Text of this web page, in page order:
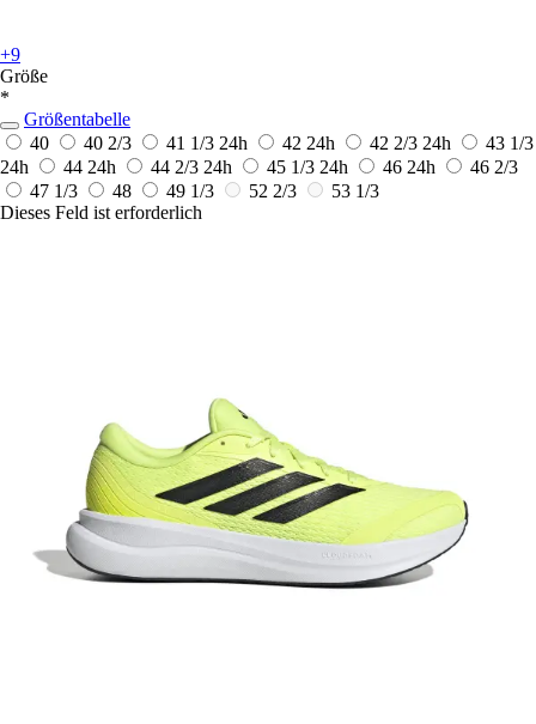
+9
Größe
*
Größentabelle
40
40 2/3 41 1/3 24h 42 24h 42 2/3 24h
43 1/3
24h
44 24h 44 2/3 24h 45 1/3 24h 46 24h
46 2/3
47 1/3
48 49 1/3 52 2/3
53 1/3
Dieses Feld ist erforderlich